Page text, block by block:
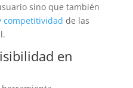
sino que también
competitividad de las
en